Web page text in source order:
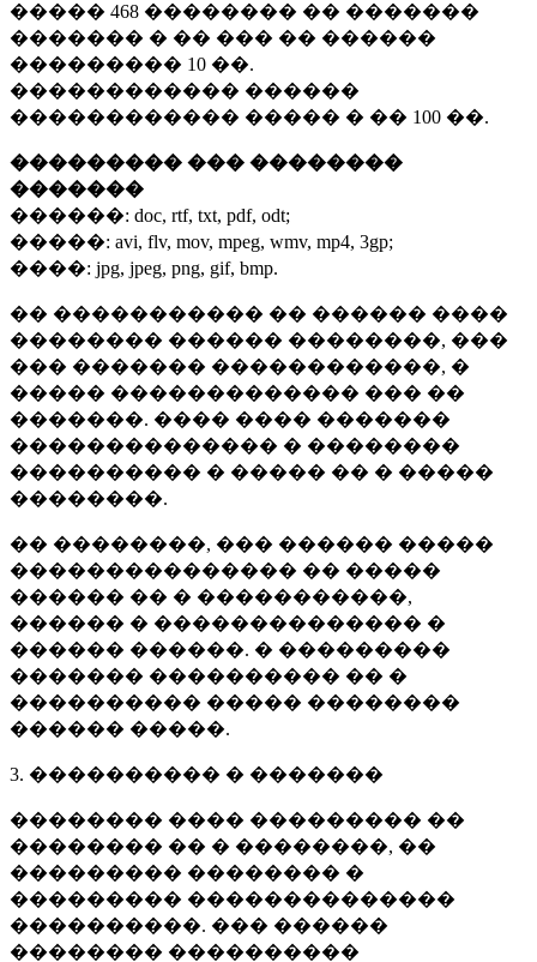
����� 468 �������� �� �������
������� � �� ��� �� ������
��������� 10 ��.
������������ ������
������������ ����� � �� 100 ��.
��������� ��� ��������
�������
������: doc, rtf, txt, pdf, odt;
�����: avi, flv, mov, mpeg, wmv, mp4, 3gp;
����: jpg, jpeg, png, gif, bmp.
�� ����������� �� ������ ����
�������� ������ ��������, ���
��� ������� ������������, �
����� ������������� ��� ��
�������. ���� ���� �������
�������������� � ��������
���������� � ����� �� � �����
��������.
�� ��������, ��� ������ �����
��������������� �� �����
������ �� � �����������,
������ � �������������� �
������ ������. � ���������
������� ���������� �� �
���������� ����� ��������
������ �����.
3. ���������� � �������
�������� ���� ��������� ��
�������� �� � ��������, ��
��������� �������� �
��������� ��������������
����������. ��� ������
�������� ����������